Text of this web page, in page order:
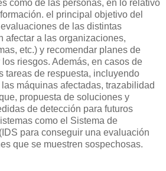
como de las personas, en lo relativo
el principal objetivo del
de las distintas
afectar a las organizaciones,
etc.) y recomendar planes de
riesgos. Además, en casos de
tareas de respuesta, incluyendo
máquinas afectadas, trazabilidad
propuesta de soluciones y
de detección para futuros
como el Sistema de
para conseguir una evaluación
que se muestren sospechosas.